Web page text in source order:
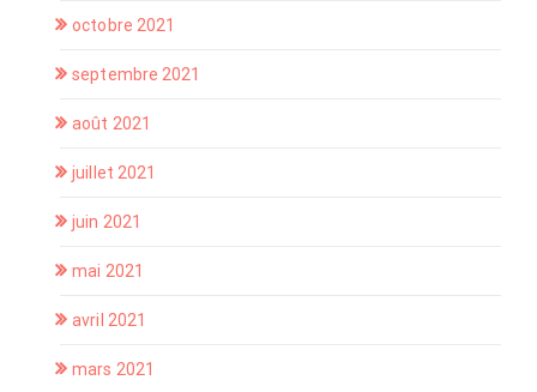
octobre 2021
septembre 2021
août 2021
juillet 2021
juin 2021
mai 2021
avril 2021
mars 2021